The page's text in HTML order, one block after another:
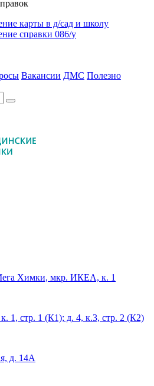
карты в д/сад и школу
справки 086/у
Вакансии ДМС Полезно
Химки, мкр. ИКЕА, к. 1
1, стр. 1 (К1); д. 4, к.3, стр. 2 (К2)
д. 14А